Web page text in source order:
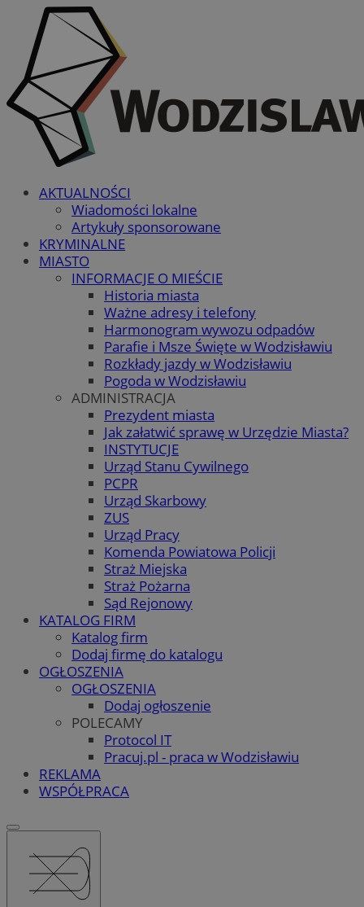
AKTUALNOŚCI
Wiadomości lokalne
Artykuły sponsorowane
KRYMINALNE
MIASTO
INFORMACJE O MIEŚCIE
Historia miasta
Ważne adresy i telefony
Harmonogram wywozu odpadów
Parafie i Msze Święte w Wodzisławiu
Rozkłady jazdy w Wodzisławiu
Pogoda w Wodzisławiu
ADMINISTRACJA
Prezydent miasta
Jak załatwić sprawę w Urzędzie Miasta?
INSTYTUCJE
Urząd Stanu Cywilnego
PCPR
Urząd Skarbowy
ZUS
Urząd Pracy
Komenda Powiatowa Policji
Straż Miejska
Straż Pożarna
Sąd Rejonowy
KATALOG FIRM
Katalog firm
Dodaj firmę do katalogu
OGŁOSZENIA
OGŁOSZENIA
Dodaj ogłoszenie
POLECAMY
Protocol IT
Pracuj.pl - praca w Wodzisławiu
REKLAMA
WSPÓŁPRACA